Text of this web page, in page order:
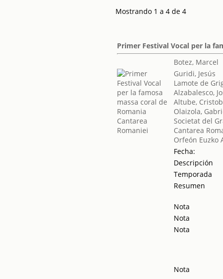
Mostrando 1 a 4 de 4
Primer Festival Vocal per la
Botez, Marcel
Guridi, Jesús
Lamote de
Alzabalesco,
Altube,
Olaizola,
Societat del
Cantarea
Orfeón Euzko
Fecha:
Descripción
Temporada
Resumen
Nota
Nota
Nota
Nota